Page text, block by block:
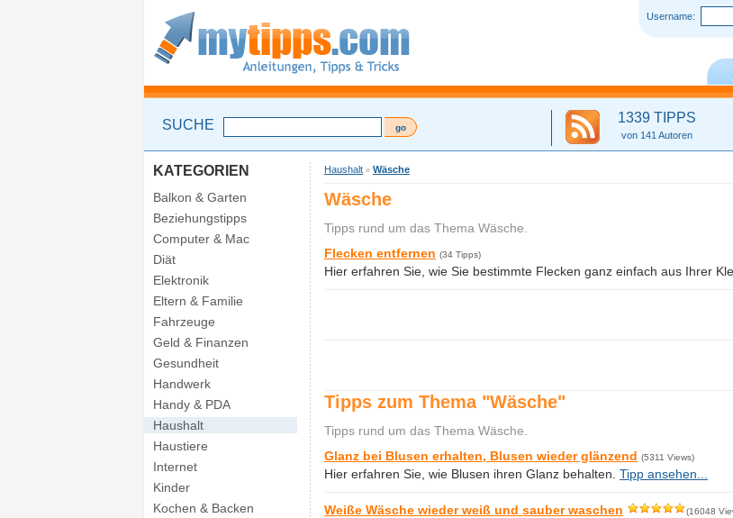
Username:
SUCHE 1339 TIPPS
von 141 Autoren
Haushalt » Wäsche
Wäsche
Tipps rund um das Thema Wäsche.
Flecken entfernen (34 Tipps)
Hier erfahren Sie, wie Sie bestimmte Flecken ganz einfach aus Ihrer
Tipps zum Thema "Wäsche"
Tipps rund um das Thema Wäsche.
Glanz bei Blusen erhalten, Blusen wieder glänzend (5311 Views)
Hier erfahren Sie, wie Blusen ihren Glanz behalten. Tipp ansehen...
Weiße Wäsche wieder weiß und sauber waschen (16048
KATEGORIEN
Balkon & Garten
Beziehungstipps
Computer & Mac
Diät
Elektronik
Eltern & Familie
Fahrzeuge
Geld & Finanzen
Gesundheit
Handwerk
Handy & PDA
Haushalt
Haustiere
Internet
Kinder
Kochen & Backen